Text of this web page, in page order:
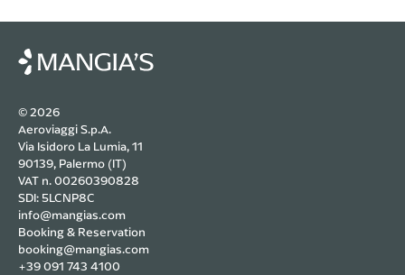
© 2026
Aeroviaggi S.p.A.
Via Isidoro La Lumia, 11
90139, Palermo (IT)
VAT n. 00260390828
SDI: 5LCNP8C
info@mangias.com
Booking & Reservation
booking@mangias.com
+39 091 743 4100